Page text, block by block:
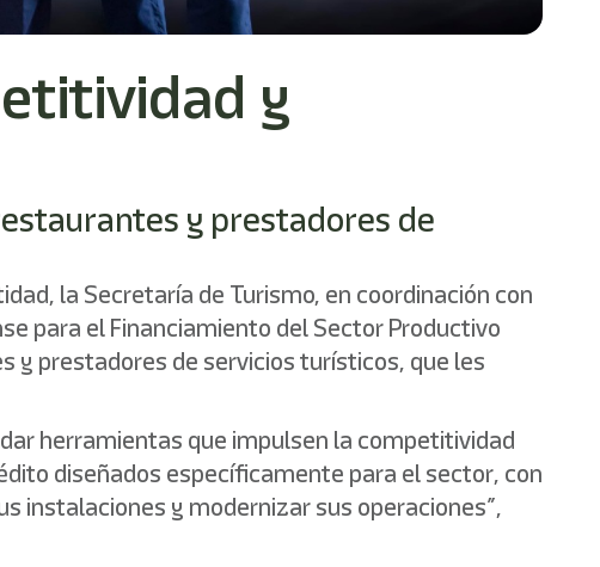
y
y prestadores de
la Secretaría de Turismo, en coordinación con
para el Financiamiento del Sector Productivo
prestadores de servicios turísticos, que les
herramientas que impulsen la competitividad
diseñados específicamente para el sector, con
instalaciones y modernizar sus operaciones”,